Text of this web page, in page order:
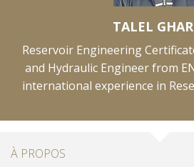
TALEL
Reservoir Engineering
and Hydraulic Engineer from
international experience in
À PROPOS